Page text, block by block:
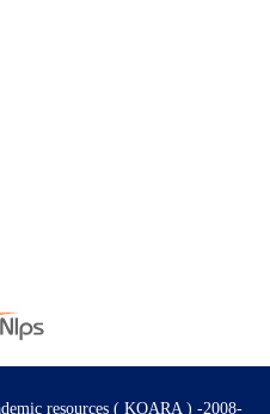
resources ( KOARA ) -2008-